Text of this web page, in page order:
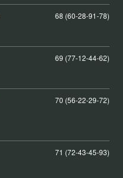
68 (60-28-91-78)
69 (77-12-44-62)
70 (56-22-29-72)
71 (72-43-45-93)